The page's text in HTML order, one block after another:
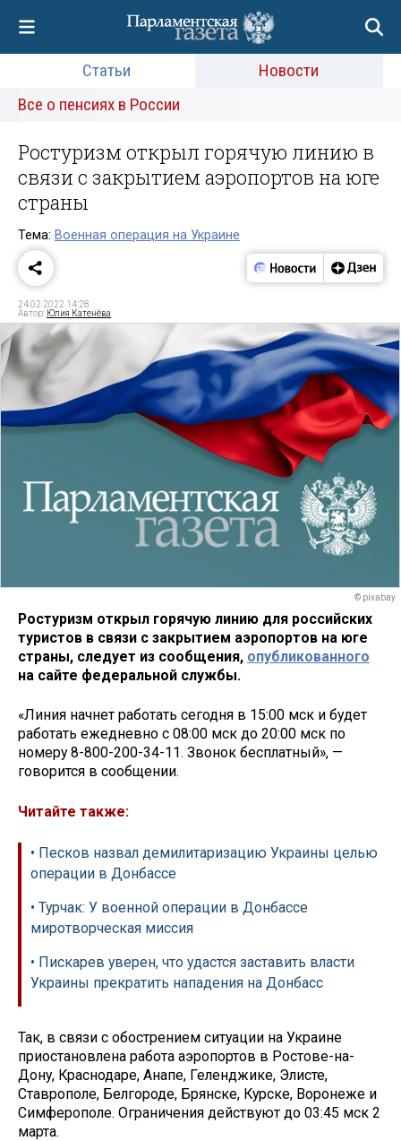
Статьи
Новости
Все о пенсиях в России
Ростуризм открыл горячую линию в
связи с закрытием аэропортов на юге
страны
Тема: Военная операция на Украине
24.02.2022 14:28
Автор: Юлия Катенёва
© pixabay
Ростуризм открыл горячую линию для российских
туристов в связи с закрытием аэропортов на юге
страны, следует из сообщения, опубликованного
на сайте федеральной службы.
«Линия начнет работать сегодня в 15:00 мск и будет
работать ежедневно с 08:00 мск до 20:00 мск по
номеру 8-800-200-34-11. Звонок бесплатный», —
говорится в сообщении.
Читайте также:
• Песков назвал демилитаризацию Украины целью
операции в Донбассе
• Турчак: У военной операции в Донбассе
миротворческая миссия
• Пискарев уверен, что удастся заставить власти
Украины прекратить нападения на Донбасс
Так, в связи с обострением ситуации на Украине
приостановлена работа аэропортов в Ростове-на-
Дону, Краснодаре, Анапе, Геленджике, Элисте,
Ставрополе, Белгороде, Брянске, Курске, Воронеже и
Симферополе. Ограничения действуют до 03:45 мск 2
марта.